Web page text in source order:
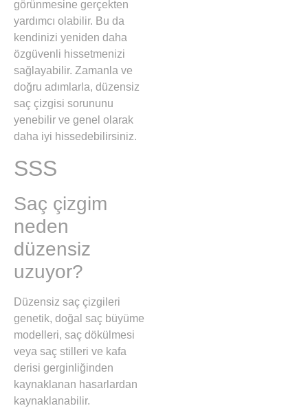
görünmesine gerçekten
yardımcı olabilir. Bu da
kendinizi yeniden daha
özgüvenli hissetmenizi
sağlayabilir. Zamanla ve
doğru adımlarla, düzensiz
saç çizgisi sorununu
yenebilir ve genel olarak
daha iyi hissedebilirsiniz.
SSS
Saç çizgim
neden
düzensiz
uzuyor?
Düzensiz saç çizgileri
genetik, doğal saç büyüme
modelleri, saç dökülmesi
veya saç stilleri ve kafa
derisi gerginliğinden
kaynaklanan hasarlardan
kaynaklanabilir.